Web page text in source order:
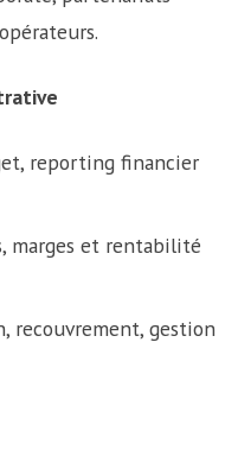
reporting financier
marges et rentabilité
recouvrement, gestion